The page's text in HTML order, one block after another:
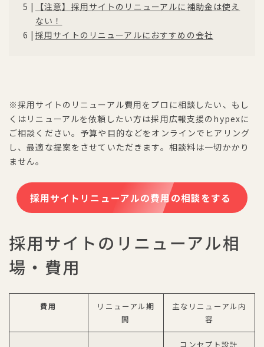
【注意】採用サイトのリニューアルに補助金は使え
ない！
採用サイトのリニューアルにおすすめの会社
※採用サイトのリニューアル費用をプロに相談したい、もし
くはリニューアルを依頼したい方は採用広報支援のhypexに
ご相談ください。予算や目的などをオンラインでヒアリング
し、最適な提案をさせていただきます。相談料は一切かかり
ません。
採用サイトリニューアルの費用の相談をする
採用サイトのリニューアル相
場・費用
費用
リニューアル期
間
主なリニューアル内
容
コンセプト設計